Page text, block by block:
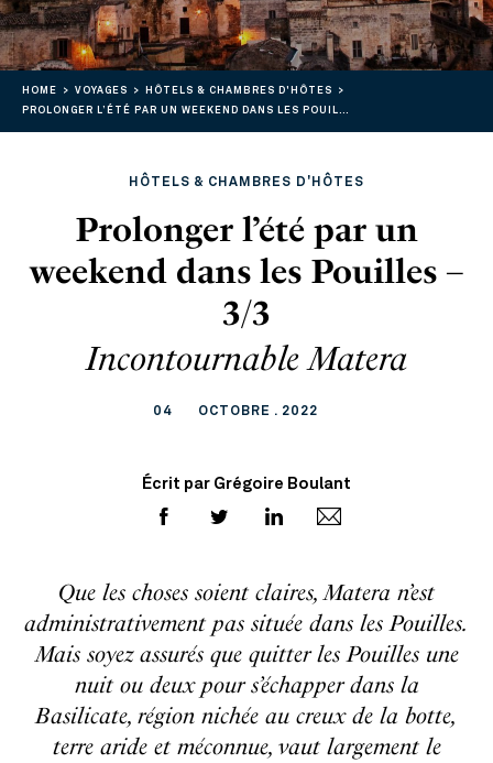
HOME VOYAGES
HÔTELS & CHAMBRES D'HÔTES
PROLONGER L’ÉTÉ PAR UN WEEKEND DANS LES POUILLES – 3/3
HÔTELS & CHAMBRES D'HÔTES
Prolonger l’été par un
weekend dans les Pouilles –
3/3
Incontournable Matera
04 OCTOBRE . 2022
Écrit par Grégoire Boulant
Que les choses soient claires, Matera n’est
administrativement pas située dans les Pouilles.
Mais soyez assurés que quitter les Pouilles une
nuit ou deux pour s’échapper dans la
Basilicate, région nichée au creux de la botte,
terre aride et méconnue, vaut largement le